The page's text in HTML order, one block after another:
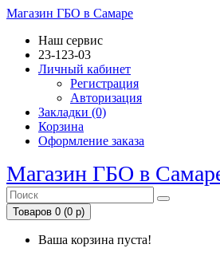
Магазин ГБО в Самаре
Наш сервис
23-123-03
Личный кабинет
Регистрация
Авторизация
Закладки (0)
Корзина
Оформление заказа
Магазин ГБО в
Товаров 0 (0 р)
Ваша корзина пуста!